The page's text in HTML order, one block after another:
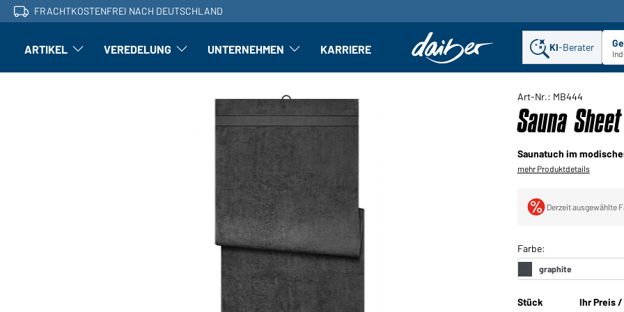
FRACHTKOSTENFREI NACH DEUTSCHLAND
ARTIKEL Artikel: Untermenü öffnen
VEREDELUNG Veredelung: Untermenü öffnen
UNTERNEHMEN Unternehmen: Untermenü öffnen
KARRIERE KI-Berater
Art-Nr.: MB444
Sauna
Saunatuch im
mehr Produktdetails
Derzeit ausgewählte
Stück Ihr Preis